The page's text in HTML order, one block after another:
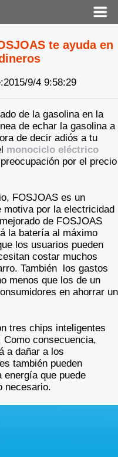
te ayuda en
9/4 9:58:29
de la gasolina en la
de echar la gasolina a
de decir adiós a tu
monociclo eléctrico
por el precio
FOSJOAS es un
por la electricidad
de FOSJOAS
la batería al máximo
los usuarios pueden
costar muchos
También los gastos
menos que los de un
en ahorrar un
tres chips inteligentes
consecuencia,
a dañar a los
también pueden
que puede
necesario.